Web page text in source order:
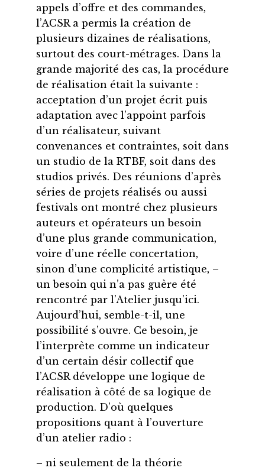
appels d’offre et des commandes,
l’ACSR a permis la création de
plusieurs dizaines de réalisations,
surtout des court-métrages. Dans la
grande majorité des cas, la procédure
de réalisation était la suivante :
acceptation d’un projet écrit puis
adaptation avec l’appoint parfois
d’un réalisateur, suivant
convenances et contraintes, soit dans
un studio de la RTBF, soit dans des
studios privés. Des réunions d’après
séries de projets réalisés ou aussi
festivals ont montré chez plusieurs
auteurs et opérateurs un besoin
d’une plus grande communication,
voire d’une réelle concertation,
sinon d’une complicité artistique, –
un besoin qui n’a pas guère été
rencontré par l’Atelier jusqu’ici.
Aujourd’hui, semble-t-il, une
possibilité s’ouvre. Ce besoin, je
l’interprète comme un indicateur
d’un certain désir collectif que
l’ACSR développe une logique de
réalisation à côté de sa logique de
production. D’où quelques
propositions quant à l’ouverture
d’un atelier radio :
– ni seulement de la théorie